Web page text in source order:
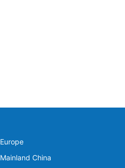
Europe
Mainland China